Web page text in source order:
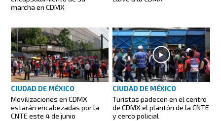
marcha en CDMX
CIUDAD DE MÉXICO
Movilizaciones en CDMX
estarán encabezadas por la
CNTE este 4 de junio
CIUDAD DE MÉXICO
Turistas padecen en el centro
de CDMX el plantón de la CNTE
y cerco policial